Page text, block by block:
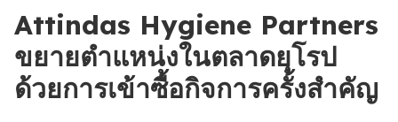
Attindas Hygiene Partners
ขยายตำแหน่งในตลาดยุโรป
ด้วยการเข้าซื้อกิจการครั้งสำคัญ